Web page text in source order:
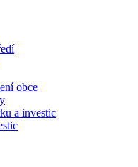
obce
a investic